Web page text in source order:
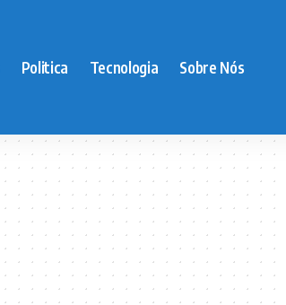
Politica Tecnologia Sobre Nós